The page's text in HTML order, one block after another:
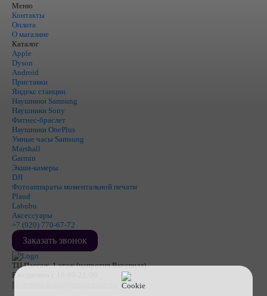
Меню
Контакты
Оплата
О магазине
Каталог
Apple
Dyson
Android
Приставки
Яндекс станции
Наушники Samsung
Наушники Sony
Фитнес-браслет
Наушники OnePlus
Умные часы Samsung
Marshall
Garmin
Экшн-камеры
DJI
Фотоаппараты моментальной печати
Plaud
Labubu
Аксессуары
+7 (920) 770-67-72
Заказать звонок
ТЦ Пассаж, 1 этаж (напротив Вкусвилл)
Ежедневно с 10:00-21:00
Политика конфиденциальности